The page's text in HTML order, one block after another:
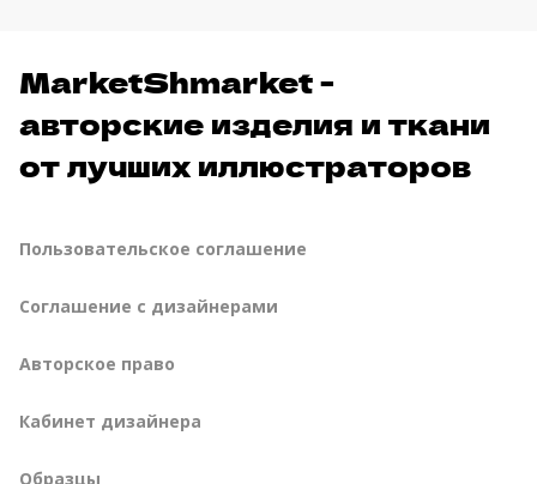
MarketShmarket -
авторские изделия и ткани
от лучших иллюстраторов
Пользовательское соглашение
Соглашение с дизайнерами
Авторское право
Кабинет дизайнера
Образцы